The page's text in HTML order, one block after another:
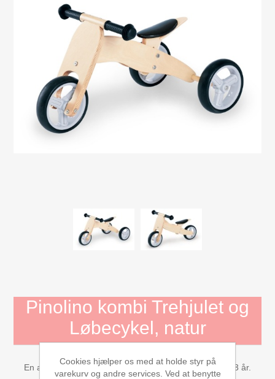
Bog - Kira fejrer jul i Danmark
Værktøj i træ
Dåbsgave - Barselsgave
Børnesenge
Bamser og tøjdyr
Dukker og tilbehør
Pinolino kombi Trehjulet og
Løbecykel, natur
En alsidig tricycle og løbecykel til børn i alderen 1½ til 3 år.
Cookies hjælper os med at holde styr på
varekurv og andre services. Ved at benytte